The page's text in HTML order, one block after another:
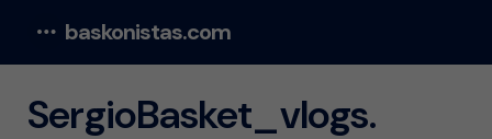
baskonistas.com
SergioBasket_vlogs.